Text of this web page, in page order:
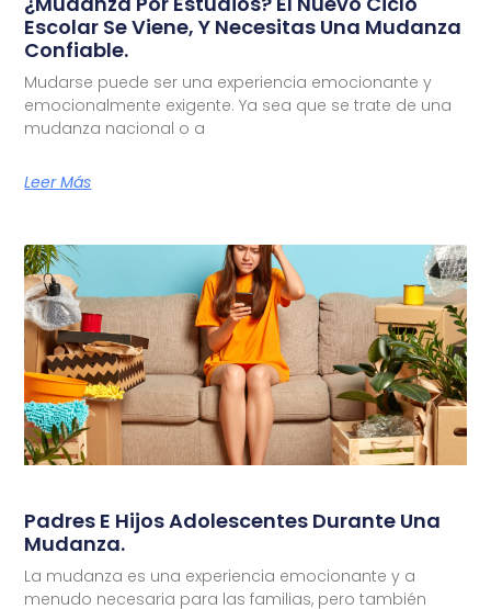
Escolar Se Viene, Y Necesitas Una Mudanza
Confiable.
Mudarse puede ser una experiencia emocionante y
emocionalmente exigente. Ya sea que se trate de una
mudanza nacional o a
Leer Más
Padres E Hijos Adolescentes Durante Una
Mudanza.
La mudanza es una experiencia emocionante y a
menudo necesaria para las familias, pero también